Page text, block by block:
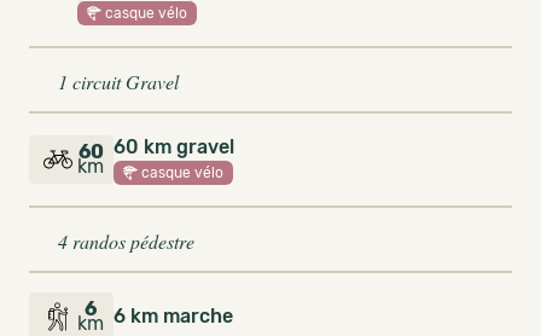
casque vélo
1 circuit Gravel
60
km
60 km gravel
casque vélo
4 randos pédestre
6
km 6 km marche